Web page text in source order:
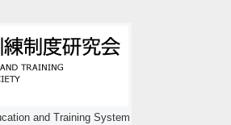
and Training System